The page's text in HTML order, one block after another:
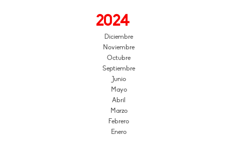
2024
Diciembre
Noviembre
Octubre
Septiembre
Junio
Mayo
Abril
Marzo
Febrero
Enero